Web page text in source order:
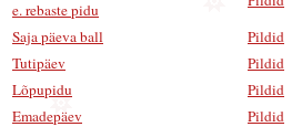
e. rebaste pidu
Saja päeva ball
Pildid
Tutipäev
Pildid
Lõpupidu
Pildid
Emadepäev
Pildid